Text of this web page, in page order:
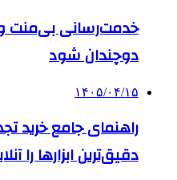
خدمت‌رسانی بی‌منت
دوچندان شود
۱۴۰۵/۰۴/۱۵
راهنمای جامع خرید
دقیق‌ترین ابزارها را